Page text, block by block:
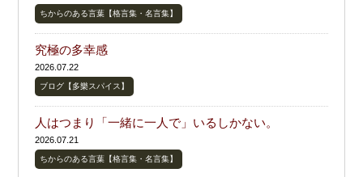
ちからのある言葉【格言集・名言集】
究極の多幸感
2026.07.22
ブログ【多樂スパイス】
人はつまり「一緒に一人で」いるしかない。
2026.07.21
ちからのある言葉【格言集・名言集】